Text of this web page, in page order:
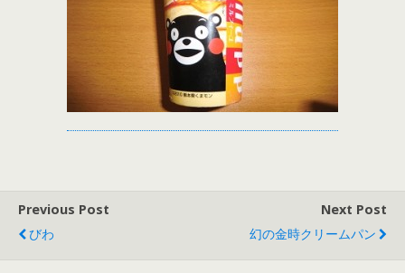
Previous Post
びわ
Next Post
幻の金時クリームパン